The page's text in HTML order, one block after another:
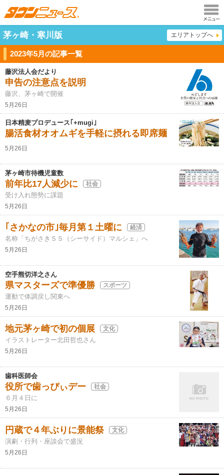
メニュ
ー
茅ヶ崎・寒川版 エリアトップへ
2023年5月の記事一覧
藤沢法人会だより
申告の注意点を説明
藤沢、茅ヶ崎で開催
5月26日
日本精麦プロデュース｢+mugi｣
腸活食材オオムギを手軽に摂れる即席麺
5月26日
茅ヶ崎市待機児童数
前年比17人減少に 社会
受け入れ態勢に課題
5月26日
｢さかなの市｣毎月第１土曜に 経済
名称「ちがさきＳＳ（シーサイド）マルシェ」へ
5月26日
空手熊切洋之さん
県マスターズで準優勝 スポーツ
運動で体調戻し関東へ
5月26日
地元茅ヶ崎で初の個展 文化
イラストレーター北田哲也さん
5月26日
歯科医師会
役所で歯っぴぃデー 社会
６月４日に
5月26日
円蔵で４年ぶりに景能祭 文化
演劇・行列・座談会で盛況
5月26日